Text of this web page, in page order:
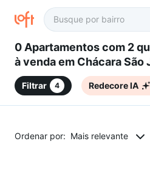
0 Apartamentos com 2
à venda em Chácara São
Campinas, SP
Filtrar 4 Redecore IA
Ordenar por: Mais relevante